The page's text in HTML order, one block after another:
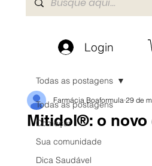
Login
Todas as postagens
Começar
Sua comunidade
Dica Saudável
Todas as postagens
Mitidol®: o novo
Farmácia Boaformula 29 de